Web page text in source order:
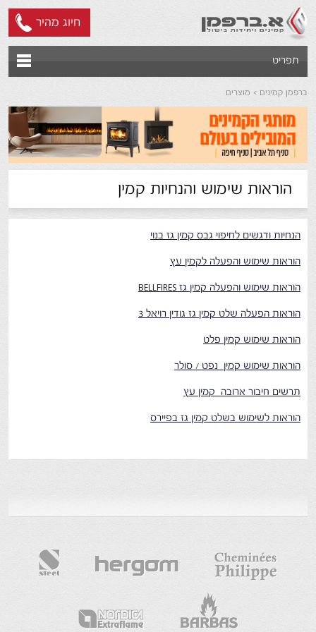
חיוג מהיר
תפריט
ברפמן קמינים מוצרים
הוראות שימוש והנחיות קמין
הנחיות ודגשים לחיפוי גבס קמין גז בנוי
הוראות שימוש והפעלה לקמין עץ
הוראות שימוש והפעלה קמין גז BELLFIRES
הוראות הפעלה שלט קמין גז גודין רויאל 3
הוראות שימוש קמין פלט
הוראות שימוש קמין נפט / סולר
תרשים חיבור ארובה קמין עץ
הוראות לשימוש בשלט קמין גז בפיירס